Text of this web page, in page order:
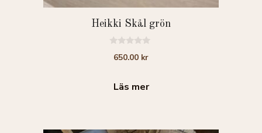
Heikki Skål grön
650.00 kr
Läs mer